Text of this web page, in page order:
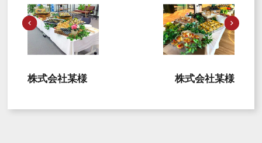
株式会社某様 株式会社某様